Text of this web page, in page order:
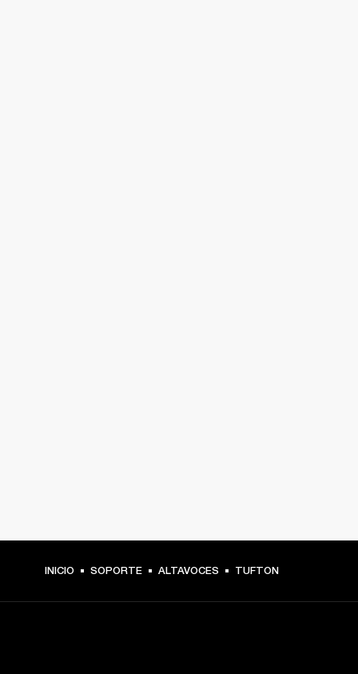
INICIO SOPORTE ALTAVOCES TUFTON